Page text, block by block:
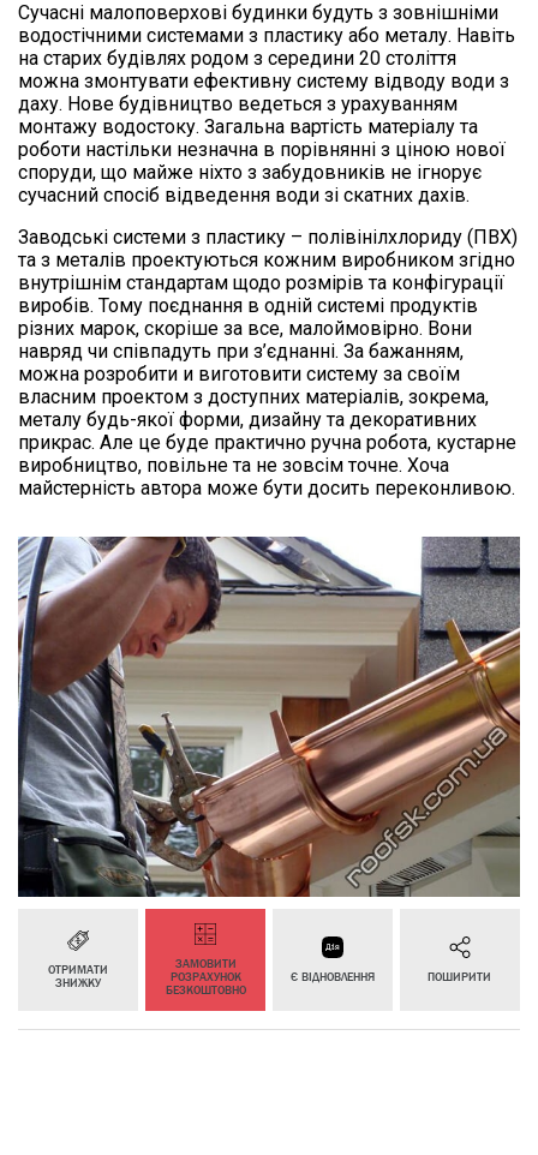
Сучасні малоповерхові будинки будуть з зовнішніми
водостічними системами з пластику або металу. Навіть
на старих будівлях родом з середини 20 століття
можна змонтувати ефективну систему відводу води з
даху. Нове будівництво ведеться з урахуванням
монтажу водостоку. Загальна вартість матеріалу та
роботи настільки незначна в порівнянні з ціною нової
споруди, що майже ніхто з забудовників не ігнорує
сучасний спосіб відведення води зі скатних дахів.
Заводські системи з пластику – полівінілхлориду (ПВХ)
та з металів проектуються кожним виробником згідно
внутрішнім стандартам щодо розмірів та конфігурації
виробів. Тому поєднання в одній системі продуктів
різних марок, скоріше за все, малоймовірно. Вони
навряд чи співпадуть при з’єднанні. За бажанням,
можна розробити и виготовити систему за своїм
власним проектом з доступних матеріалів, зокрема,
металу будь-якої форми, дизайну та декоративних
прикрас. Але це буде практично ручна робота, кустарне
виробництво, повільне та не зовсім точне. Хоча
майстерність автора може бути досить переконливою.
ОТРИМАТИ
ЗНИЖКУ
ЗАМОВИТИ
РОЗРАХУНОК
БЕЗКОШТОВНО
Є ВІДНОВЛЕННЯ ПОШИРИТИ